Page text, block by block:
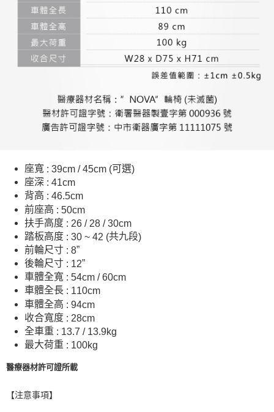
座寬 : 39cm / 45cm (可選)
座深 : 41cm
背高 : 46.5cm
前座高 : 50cm
扶手高度 : 26 / 28 / 30cm
踏板高度 : 30 ~ 42 (共九段)
前輪尺寸 : 8”
後輪尺寸 : 12”
車體全寬 : 54cm / 60cm
車體全長 : 110cm
車體全高 : 94cm
收合寬度 : 28cm
全車重 : 13.7 / 13.9kg
最大荷重 : 100kg
醫療器材許可證所載
【注意事項】